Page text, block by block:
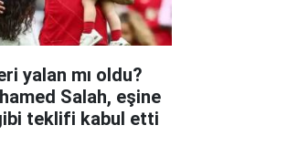
yalan mı oldu?
Salah, eşine
teklifi kabul etti